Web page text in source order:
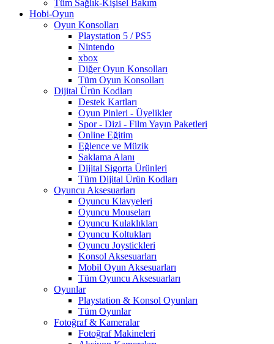
Tüm Sağlık-Kişisel Bakım
Hobi-Oyun
Oyun Konsolları
Playstation 5 / PS5
Nintendo
xbox
Diğer Oyun Konsolları
Tüm Oyun Konsolları
Dijital Ürün Kodları
Destek Kartları
Oyun Pinleri - Üyelikler
Spor - Dizi - Film Yayın Paketleri
Online Eğitim
Eğlence ve Müzik
Saklama Alanı
Dijital Sigorta Ürünleri
Tüm Dijital Ürün Kodları
Oyuncu Aksesuarları
Oyuncu Klavyeleri
Oyuncu Mouseları
Oyuncu Kulaklıkları
Oyuncu Koltukları
Oyuncu Joystickleri
Konsol Aksesuarları
Mobil Oyun Aksesuarları
Tüm Oyuncu Aksesuarları
Oyunlar
Playstation & Konsol Oyunları
Tüm Oyunlar
Fotoğraf & Kameralar
Fotoğraf Makineleri